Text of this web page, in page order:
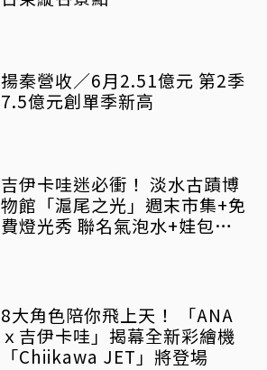
揚秦營收／6月2.51億元 第2季
7.5億元創單季新高
吉伊卡哇迷必衝！ 淡水古蹟博
物館「滬尾之光」週末市集+免
費燈光秀 聯名氣泡水+娃包限
8大角色陪你飛上天！ 「ANA
ｘ吉伊卡哇」揭幕全新彩繪機
「Chiikawa JET」將登場